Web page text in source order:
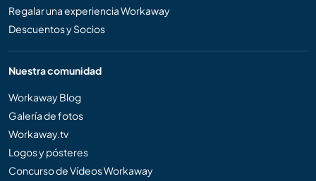
Regalar una experiencia Workaway
Descuentos y Socios
Nuestra comunidad
Workaway Blog
Galería de fotos
Workaway.tv
Logos y pósteres
Concurso de Vídeos Workaway